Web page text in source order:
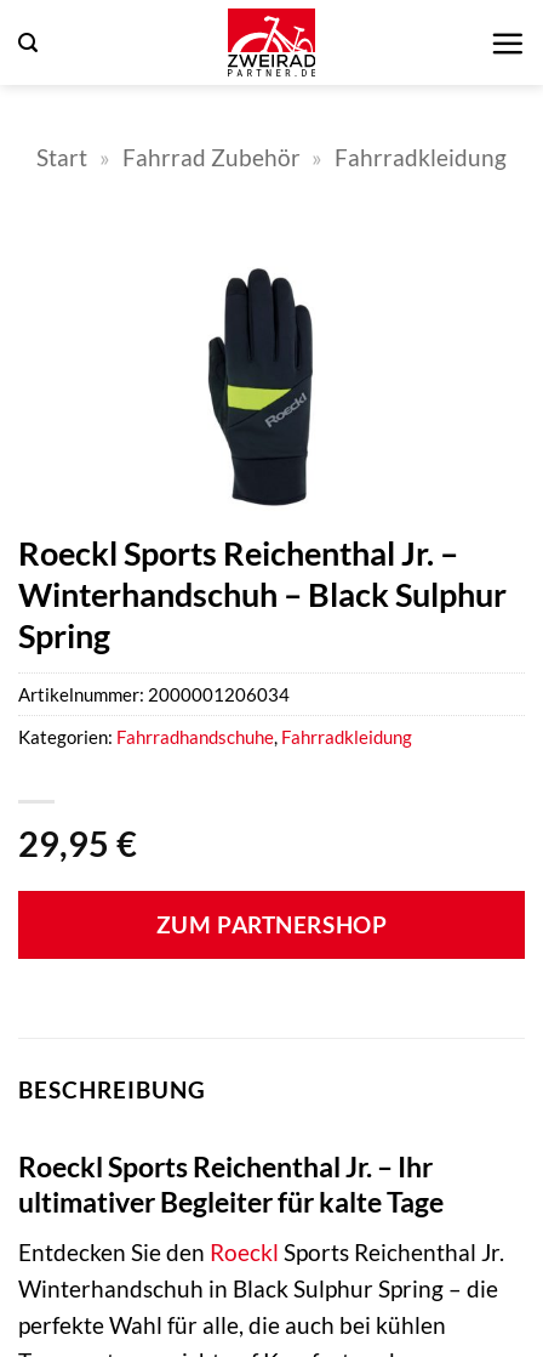
Inhalt
Start » Fahrrad Zubehör » Fahrradkleidung
Roeckl Sports Reichenthal Jr. –
Winterhandschuh – Black Sulphur
Spring
29,95 €
ZUM PARTNERSHOP
Artikelnummer: 2000001206034
Kategorien: Fahrradhandschuhe, Fahrradkleidung
BESCHREIBUNG
Roeckl Sports Reichenthal Jr. – Ihr
ultimativer Begleiter für kalte Tage
Entdecken Sie den Roeckl Sports Reichenthal Jr.
Winterhandschuh in Black Sulphur Spring – die
perfekte Wahl für alle, die auch bei kühlen